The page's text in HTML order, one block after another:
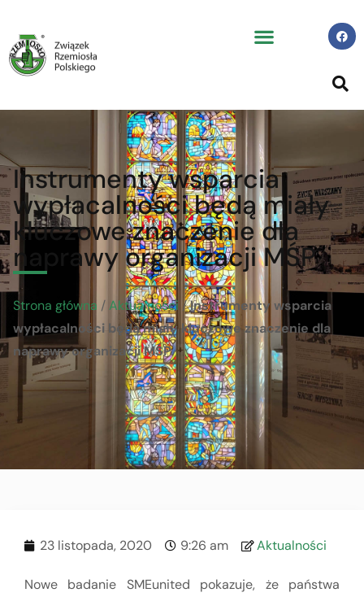
Instrumenty wsparcia
wypłacalności będą miały
kluczowe znaczenie dla
naprawy organizacji MŚP
Strona główna /Aktualności /Instrumenty wsparcia
wypłacalności będą miały kluczowe znaczenie dla
naprawy organizacji MŚP
23 listopada, 2020 9:26 am Aktualności
Nowe badanie SMEunited pokazuje, że państwa